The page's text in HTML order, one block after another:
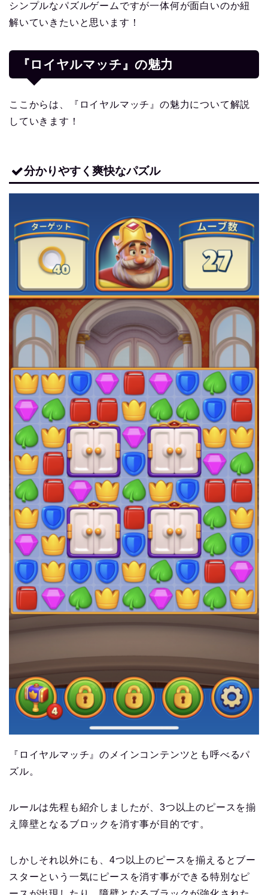
シンプルなパズルゲームですが一体何が面白いのか紐
解いていきたいと思います！
『ロイヤルマッチ』の魅力
ここからは、『ロイヤルマッチ』の魅力について解説
していきます！
分かりやすく爽快なパズル
『ロイヤルマッチ』のメインコンテンツとも呼べるパ
ズル。
ルールは先程も紹介しましたが、3つ以上のピースを揃
え障壁となるブロックを消す事が目的です。
しかしそれ以外にも、4つ以上のピースを揃えるとブー
スターという一気にピースを消す事ができる特別なピ